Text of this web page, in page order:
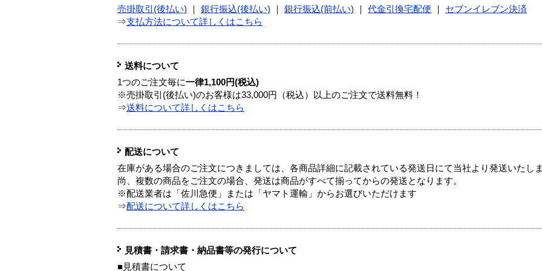
売掛取引(後払い) 銀行振込(後払い) 銀行振込(前払い) 代金引換宅配便
セブンイレブン決済
⇒支払方法について詳しくはこちら
送料について
1つのご注文毎に一律1,100円(税込)
※売掛取引(後払い)のお客様は33,000円（税込）以上のご注文で送料無料！
⇒送料について詳しくはこちら
配送について
在庫がある場合のご注文につきましては、各商品詳細に記載されている発送日にて当社より発送いたし
尚、複数の商品をご注文の場合、発送は商品がすべて揃ってからの発送となります。
※配送業者は「佐川急便」または「ヤマト運輸」からお選びいただけます
⇒配送について詳しくはこちら
見積書・請求書・納品書等の発行について
■見積書について